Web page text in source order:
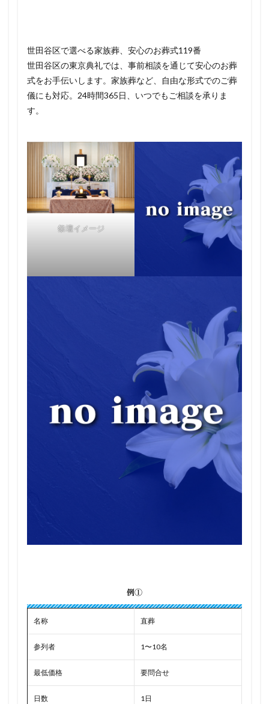
世田谷区で選べる家族葬、安心のお葬式119番
世田谷区の東京典礼では、事前相談を通じて安心のお葬
式をお手伝いします。家族葬など、自由な形式でのご葬
儀にも対応。24時間365日、いつでもご相談を承りま
す。
祭壇イメージ
例①
名称 直葬
参列者 1〜10名
最低価格 要問合せ
日数 1日